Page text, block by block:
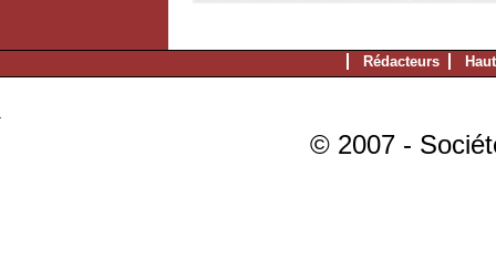
Rédacteurs
© 2007 -